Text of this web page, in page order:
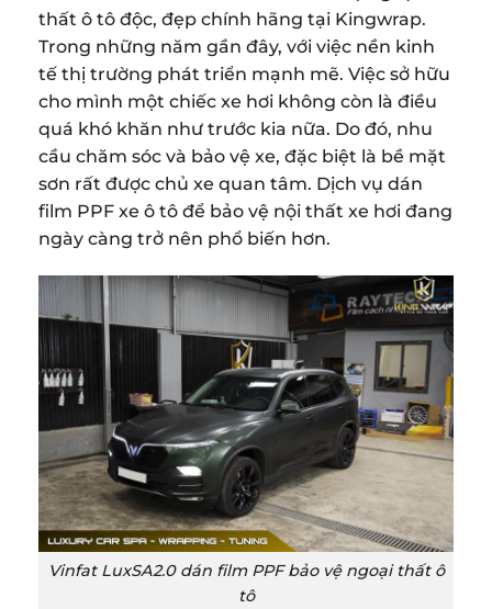
thất ô tô độc, đẹp chính hãng tại Kingwrap.
Trong những năm gần đây, với việc nền kinh
tế thị trường phát triển mạnh mẽ. Việc sở hữu
cho mình một chiếc xe hơi không còn là điều
quá khó khăn như trước kia nữa. Do đó, nhu
cầu chăm sóc và bảo vệ xe, đặc biệt là bề mặt
sơn rất được chủ xe quan tâm. Dịch vụ dán
film PPF xe ô tô để bảo vệ nội thất xe hơi đang
ngày càng trở nên phổ biến hơn.
Vinfat LuxSA2.0 dán film PPF bảo vệ ngoại thất ô
tô